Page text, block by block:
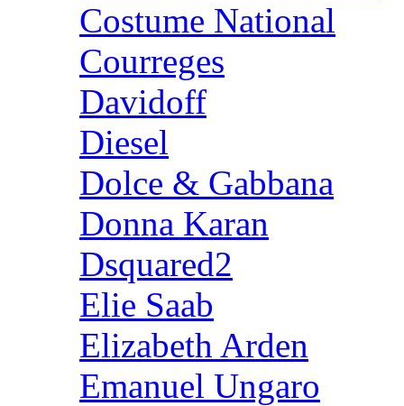
Costume National
Courreges
Davidoff
Diesel
Dolce & Gabbana
Donna Karan
Dsquared2
Elie Saab
Elizabeth Arden
Emanuel Ungaro